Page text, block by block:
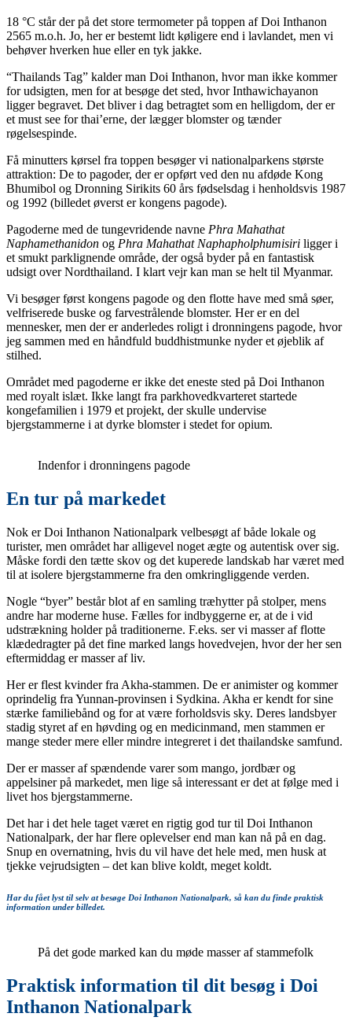
18 °C står der på det store termometer på toppen af Doi Inthanon
2565 m.o.h. Jo, her er bestemt lidt køligere end i lavlandet, men vi
behøver hverken hue eller en tyk jakke.
“Thailands Tag” kalder man Doi Inthanon, hvor man ikke kommer
for udsigten, men for at besøge det sted, hvor Inthawichayanon
ligger begravet. Det bliver i dag betragtet som en helligdom, der er
et must see for thai’erne, der lægger blomster og tænder
røgelsespinde.
Få minutters kørsel fra toppen besøger vi nationalparkens største
attraktion: De to pagoder, der er opført ved den nu afdøde Kong
Bhumibol og Dronning Sirikits 60 års fødselsdag i henholdsvis 1987
og 1992 (billedet øverst er kongens pagode).
Pagoderne med de tungevridende navne Phra Mahathat
Naphamethanidon og Phra Mahathat Naphapholphumisiri ligger i
et smukt parklignende område, der også byder på en fantastisk
udsigt over Nordthailand. I klart vejr kan man se helt til Myanmar.
Vi besøger først kongens pagode og den flotte have med små søer,
velfriserede buske og farvestrålende blomster. Her er en del
mennesker, men der er anderledes roligt i dronningens pagode, hvor
jeg sammen med en håndfuld buddhistmunke nyder et øjeblik af
stilhed.
Området med pagoderne er ikke det eneste sted på Doi Inthanon
med royalt islæt. Ikke langt fra parkhovedkvarteret startede
kongefamilien i 1979 et projekt, der skulle undervise
bjergstammerne i at dyrke blomster i stedet for opium.
Indenfor i dronningens pagode
En tur på markedet
Nok er Doi Inthanon Nationalpark velbesøgt af både lokale og
turister, men området har alligevel noget ægte og autentisk over sig.
Måske fordi den tætte skov og det kuperede landskab har været med
til at isolere bjergstammerne fra den omkringliggende verden.
Nogle “byer” består blot af en samling træhytter på stolper, mens
andre har moderne huse. Fælles for indbyggerne er, at de i vid
udstrækning holder på traditionerne. F.eks. ser vi masser af flotte
klædedragter på det fine marked langs hovedvejen, hvor der her sen
eftermiddag er masser af liv.
Her er flest kvinder fra Akha-stammen. De er animister og kommer
oprindelig fra Yunnan-provinsen i Sydkina. Akha er kendt for sine
stærke familiebånd og for at være forholdsvis sky. Deres landsbyer
stadig styret af en høvding og en medicinmand, men stammen er
mange steder mere eller mindre integreret i det thailandske samfund.
Der er masser af spændende varer som mango, jordbær og
appelsiner på markedet, men lige så interessant er det at følge med i
livet hos bjergstammerne.
Det har i det hele taget været en rigtig god tur til Doi Inthanon
Nationalpark, der har flere oplevelser end man kan nå på en dag.
Snup en overnatning, hvis du vil have det hele med, men husk at
tjekke vejrudsigten – det kan blive koldt, meget koldt.
Har du fået lyst til selv at besøge Doi Inthanon Nationalpark, så kan du finde praktisk
information under billedet.
På det gode marked kan du møde masser af stammefolk
Praktisk information til dit besøg i Doi
Inthanon Nationalpark